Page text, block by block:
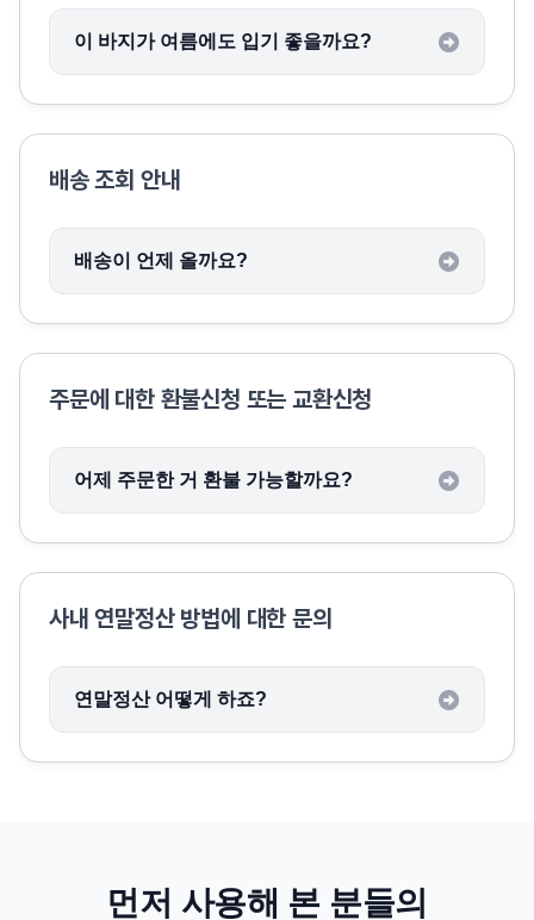
이 바지가 여름에도 입기 좋을까요?
배송 조회 안내
배송이 언제 올까요?
주문에 대한 환불신청 또는 교환신청
어제 주문한 거 환불 가능할까요?
사내 연말정산 방법에 대한 문의
연말정산 어떻게 하죠?
먼저 사용해 본 분들의